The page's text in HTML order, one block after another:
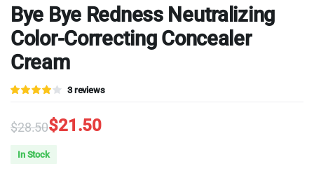
Bye Bye Redness Neutralizing
Color-Correcting Concealer
Cream
Valorado
basado
en
3
de
clientes
3reviews
$28.50
Original
$21.50
Current
In Stock